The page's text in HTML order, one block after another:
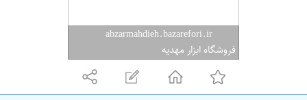
abzarmahdieh.bazarefori.ir
فروشگاه ابزار مهدیه